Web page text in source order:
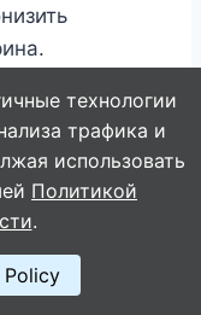
витaмины,
технологии
трафика и
использовать
Политикой
.
Policy